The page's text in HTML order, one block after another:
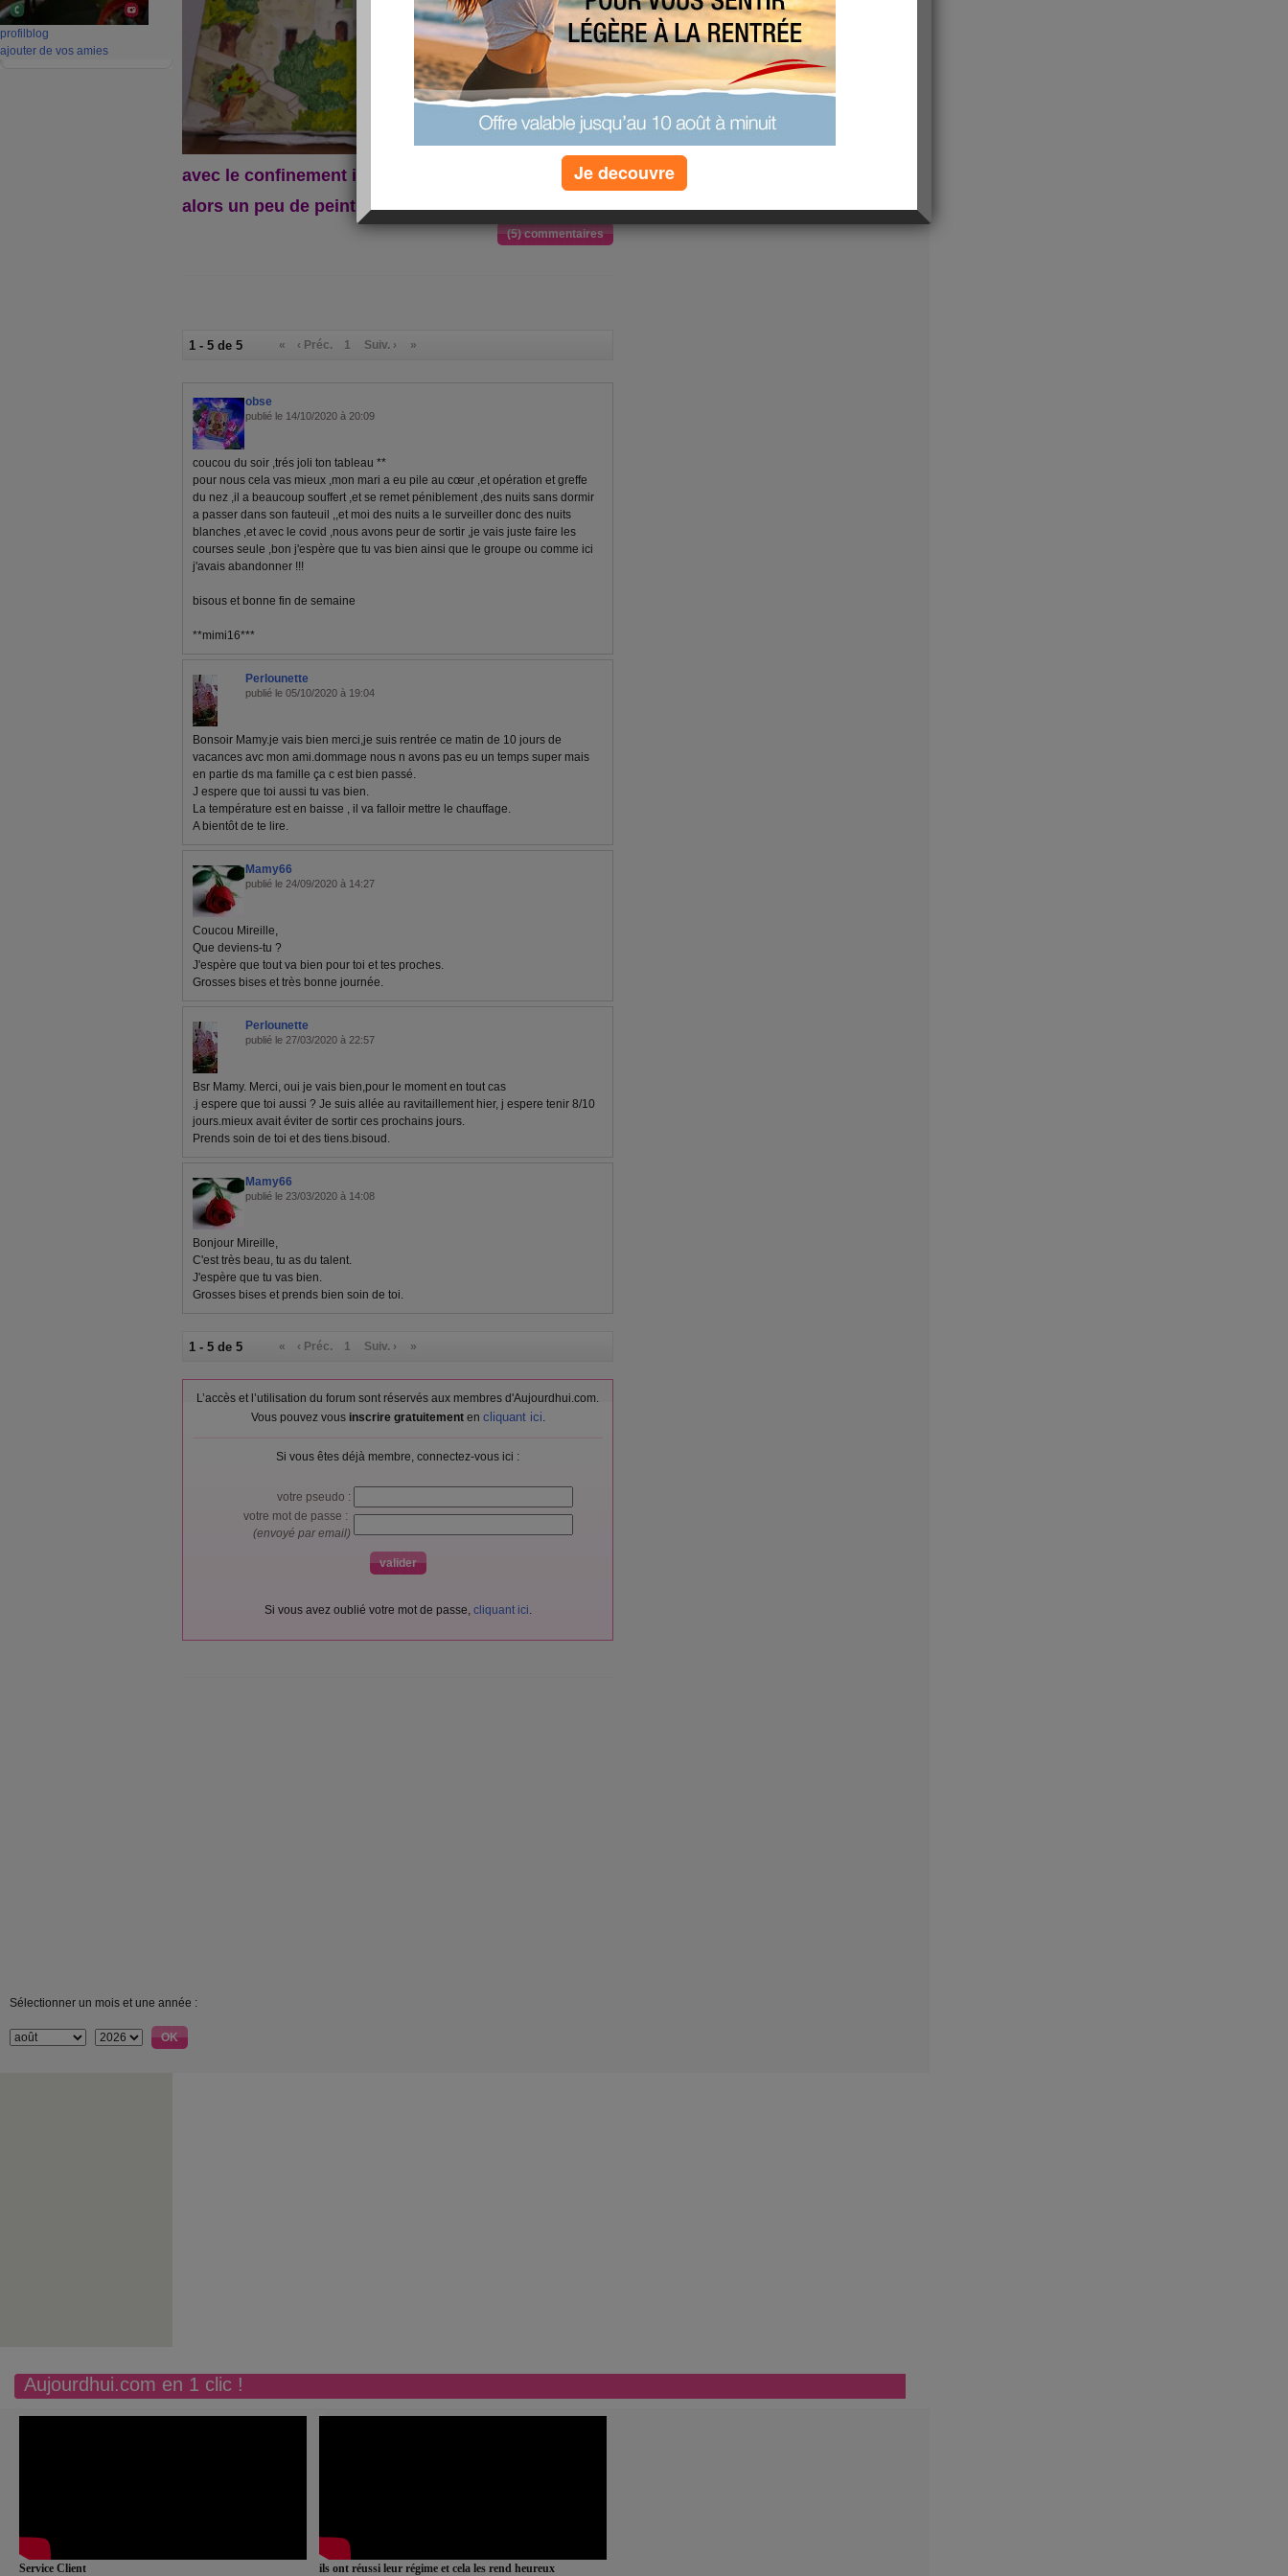
profil blog
ajouter de vos amies
avec le confinement il faut bien s'occuper ,
alors un peu de peinture ...
(5) commentaires
1 - 5 de 5 « ‹ Préc. 1 Suiv. › »
obse
publié le 14/10/2020 à 20:09
coucou du soir ,trés joli ton tableau **
pour nous cela vas mieux ,mon mari a eu pile au cœur ,et opération et greffe
du nez ,il a beaucoup souffert ,et se remet péniblement ,des nuits sans dormir
a passer dans son fauteuil ,,et moi des nuits a le surveiller donc des nuits
blanches ,et avec le covid ,nous avons peur de sortir ,je vais juste faire les
courses seule ,bon j'espère que tu vas bien ainsi que le groupe ou comme ici
j'avais abandonner !!!
bisous et bonne fin de semaine
**mimi16***
Perlounette
publié le 05/10/2020 à 19:04
Bonsoir Mamy.je vais bien merci,je suis rentrée ce matin de 10 jours de
vacances avc mon ami.dommage nous n avons pas eu un temps super mais
en partie ds ma famille ça c est bien passé.
J espere que toi aussi tu vas bien.
La température est en baisse , il va falloir mettre le chauffage.
A bientôt de te lire.
Mamy66
publié le 24/09/2020 à 14:27
Coucou Mireille,
Que deviens-tu ?
J'espère que tout va bien pour toi et tes proches.
Grosses bises et très bonne journée.
Perlounette
publié le 27/03/2020 à 22:57
Bsr Mamy. Merci, oui je vais bien,pour le moment en tout cas
.j espere que toi aussi ? Je suis allée au ravitaillement hier, j espere tenir 8/10
jours.mieux avait éviter de sortir ces prochains jours.
Prends soin de toi et des tiens.bisoud.
Mamy66
publié le 23/03/2020 à 14:08
Bonjour Mireille,
C'est très beau, tu as du talent.
J'espère que tu vas bien.
Grosses bises et prends bien soin de toi.
1 - 5 de 5 « ‹ Préc. 1 Suiv. › »
L’accès et l’utilisation du forum sont réservés aux membres d'Aujourdhui.com.
Vous pouvez vous inscrire gratuitementen cliquant ici
Si vous êtes déjà membre, connectez-vous ici :
votre pseudo :
votre mot de passe :
(envoyé par email)
Si vous avez oublié votre mot de passe, cliquant ici
Sélectionner un mois et une année :
Aujourdhui.com en 1 clic !
Service Client ils ont réussi leur régime et cela les rend heureux
Je decouvre